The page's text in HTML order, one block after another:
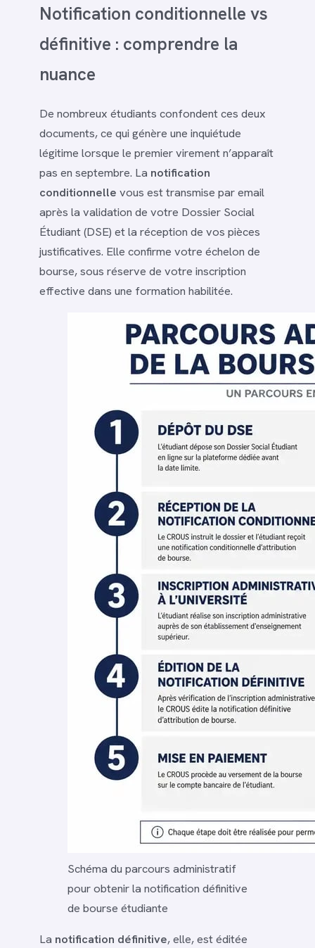
Notification conditionnelle vs
définitive : comprendre la
nuance
De nombreux étudiants confondent ces deux
documents, ce qui génère une inquiétude
légitime lorsque le premier virement n’apparaît
pas en septembre. La notification
conditionnelle vous est transmise par email
après la validation de votre Dossier Social
Étudiant (DSE) et la réception de vos pièces
justificatives. Elle confirme votre échelon de
bourse, sous réserve de votre inscription
effective dans une formation habilitée.
Schéma du parcours administratif
pour obtenir la notification définitive
de bourse étudiante
La notification définitive, elle, est éditée